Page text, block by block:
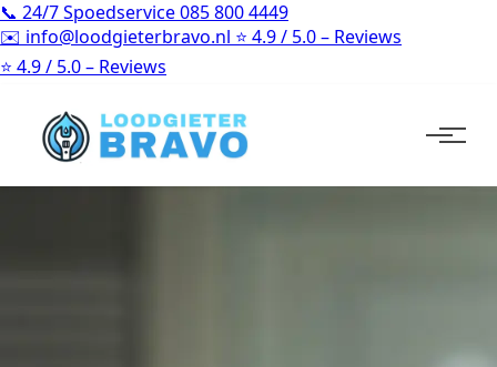
📞 24/7 Spoedservice085 800 4449
✉️ info@loodgieterbravo.nl ⭐ 4.9 / 5.0 – Reviews
⭐ 4.9 / 5.0 – Reviews